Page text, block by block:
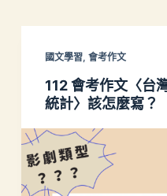
國文學習, 會考作文
112 會考作文〈台
統計〉該怎麼寫？